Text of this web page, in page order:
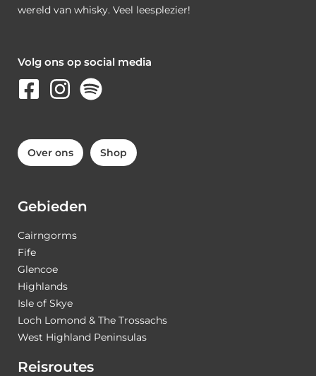
wereld van whisky. Veel leesplezier!
Volg ons op social media
Over ons Shop
Gebieden
Cairngorms
Fife
Glencoe
Highlands
Isle of Skye
Loch Lomond & The Trossachs
West Highland Peninsulas
Reisroutes